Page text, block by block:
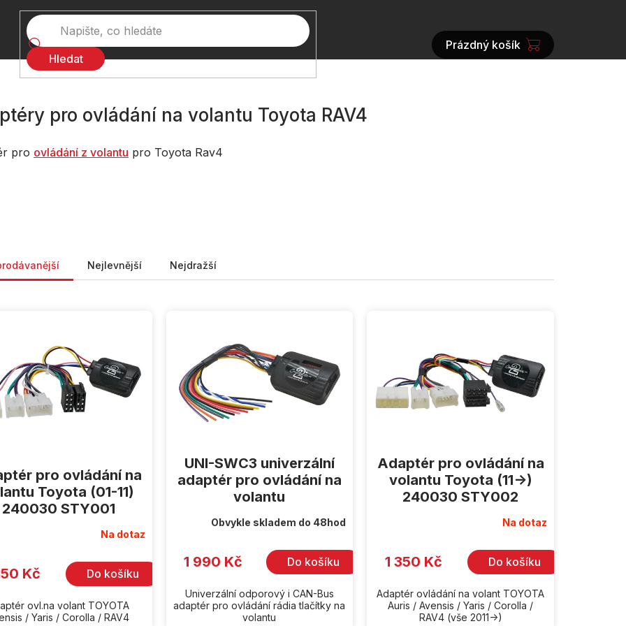
Hledat
NÁKUPNÍ
Prázdný košík
pro ovládání na volantu Toyota RAV4
pro ovládání z volantu pro Toyota Rav4
Nejlevnější Nejdražší
pro ovládání na
Toyota (01-11)
240030 STY001
Na dotaz
Kč Do košíku
ovl.na volant TOYOTA
/ Yaris / Corolla / RAV4
UNI-SWC3 univerzální
adaptér pro ovládání na
volantu
Obvykle skladem do 48hod
1 990 Kč Do košíku
Univerzální odporový i CAN-Bus
adaptér pro ovládání rádia tlačítky na
volantu
Adaptér pro ovládání na
volantu Toyota (11->)
240030 STY002
Na dotaz
1 350 Kč Do košíku
Adaptér ovládání na volant TOYOTA
Auris / Avensis / Yaris / Corolla /
RAV4 (vše 2011->)